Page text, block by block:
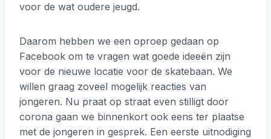
voor de wat oudere jeugd.
Daarom hebben we een oproep gedaan op
Facebook om te vragen wat goede ideeën zijn
voor de nieuwe locatie voor de skatebaan. We
willen graag zoveel mogelijk reacties van
jongeren. Nu praat op straat even stilligt door
corona gaan we binnenkort ook eens ter plaatse
met de jongeren in gesprek. Een eerste uitnodiging